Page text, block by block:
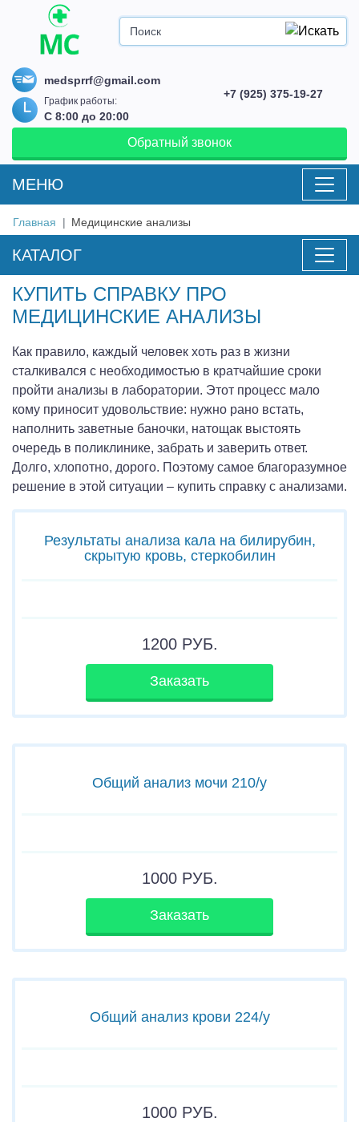
medsprrf@gmail.com
График работы:
С 8:00 до 20:00
+7 (925) 375-19-27
Обратный звонок
MEНЮ
Главная Медицинские анализы
КАТАЛОГ
КУПИТЬ СПРАВКУ ПРО
МЕДИЦИНСКИЕ АНАЛИЗЫ
Как правило, каждый человек хоть раз в жизни
сталкивался с необходимостью в кратчайшие сроки
пройти анализы в лаборатории. Этот процесс мало
кому приносит удовольствие: нужно рано встать,
наполнить заветные баночки, натощак выстоять
очередь в поликлинике, забрать и заверить ответ.
Долго, хлопотно, дорого. Поэтому самое благоразумное
решение в этой ситуации – купить справку с анализами.
Результаты анализа кала на билирубин,
скрытую кровь, стеркобилин
1200РУБ.
Заказать
Общий анализ мочи 210/у
1000РУБ.
Заказать
Общий анализ крови 224/у
1000РУБ.